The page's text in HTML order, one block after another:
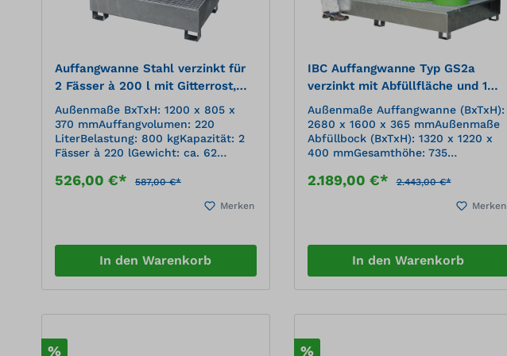
Auffangwanne Stahl verzinkt für
2 Fässer à 200 l mit Gitterrost,
Bodenfreiheit und Ü-Zeichen SW2
Außenmaße BxTxH: 1200 x 805 x
370 mmAuffangvolumen: 220
LiterBelastung: 800 kgKapazität: 2
Fässer à 220 lGewicht: ca. 62
wassergefährdender und
Flüssigkeiten,Medienbeständigkeit
und Protecto
WannenprüfzeugnisStellfläche mit
stabilen Gabelstaplertaschen für
den sicheren Transportvorbereitet
526,00 €* 587,00 €*
Merken
In den Warenkorb
IBC Auffangwanne Typ GS2a
verzinkt mit Abfüllfläche und 1
Abfüllbock
Außenmaße Auffangwanne (BxTxH):
2680 x 1600 x 365 mmAußenmaße
Abfüllbock (BxTxH): 1320 x 1220 x
400 mmGesamthöhe: 735
des gelagerten Mediums: max. 1,9
IBC bis 1000 lzugelassen zur
Flüssigkeiten,Medienbeständigkeit
gemäß DIN EN 12285-1:2018 Tabelle
GitterrostenBodenfreiheit 100 mm
mit Gabelstaplertaschenvorbereitet
2.189,00 €* 2.443,00 €*
Merken
In den Warenkorb
% %